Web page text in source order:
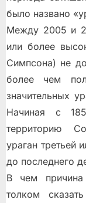
было названо
Между 2005 и
или более
Симпсона) не
более чем
значительных
Начиная с
территорию
ураган третьей
до последнего
В чем причина
толком